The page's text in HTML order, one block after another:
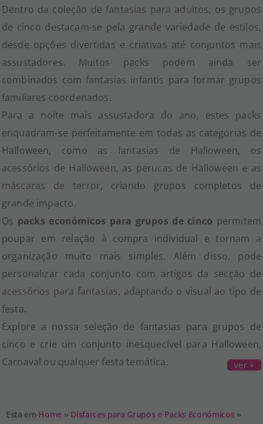
Dentro da coleção defantasias para adultos, os grupos
de cinco destacam-se pela grande variedade de estilos,
desde opções divertidas e criativas até conjuntos mais
assustadores. Muitos packs podem ainda ser
combinados com fantasias infantis para formar grupos
familiares coordenados.
Para a noite mais assustadora do ano, estes packs
enquadram-se perfeitamente em todas as categorias de
Halloween, como as fantasias de Halloween, os
acessórios de Halloween, as perucas de Halloween e as
máscaras de terror, criando grupos completos de
grande impacto.
Os packs económicos para grupos de cinco permitem
poupar em relação à compra individual e tornam a
organização muito mais simples. Além disso, pode
personalizar cada conjunto com artigos da secção de
acessórios para fantasias, adaptando o visual ao tipo de
festa.
Explore a nossa seleção de fantasias para grupos de
cinco e crie um conjunto inesquecível para Halloween,
Carnaval ou qualquer festa temática.
ver +
Esta em Home » Disfarces para Grupos e Packs Económicos »